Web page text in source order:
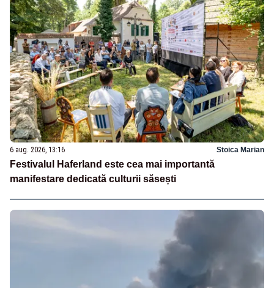
6 aug. 2026, 13:16 Stoica Marian
Festivalul Haferland este cea mai importantă
manifestare dedicată culturii săsești